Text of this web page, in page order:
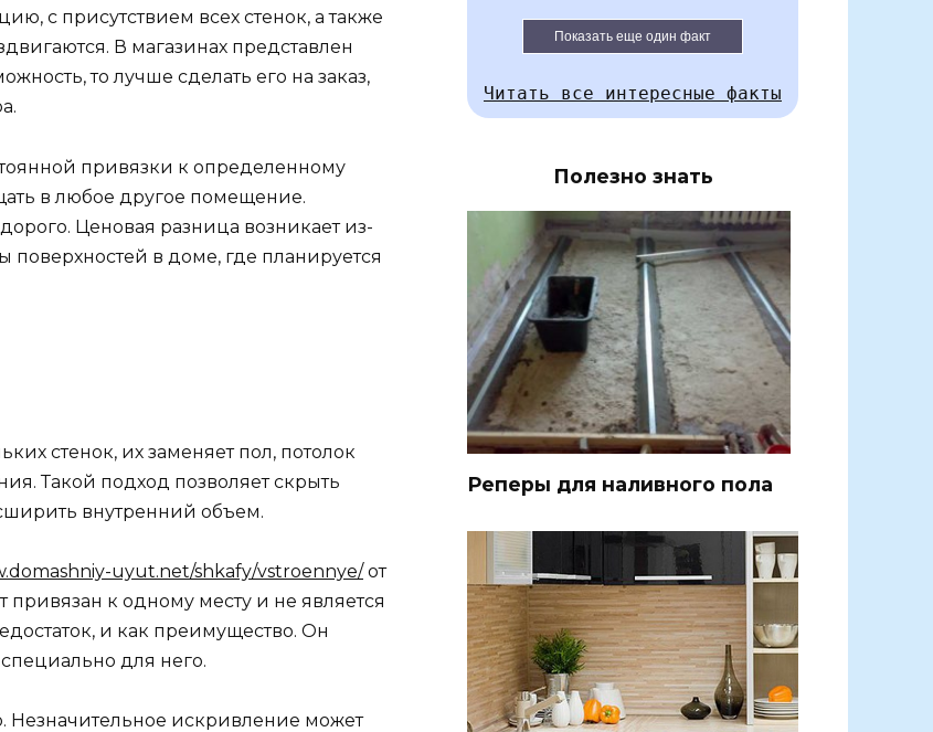
с присутствием всех стенок, а также
В магазинах представлен
то лучше сделать его на заказ,
привязки к определенному
в любое другое помещение.
Ценовая разница возникает из-
в доме, где планируется
стенок, их заменяет пол, потолок
Такой подход позволяет скрыть
внутренний объем.
uyut.net/shkafy/vstroennye/от
к одному месту и не является
и как преимущество. Он
для него.
Незначительное искривление может
Показать еще один факт
Читать все интересные факты
Полезно знать
Реперы для наливного пола